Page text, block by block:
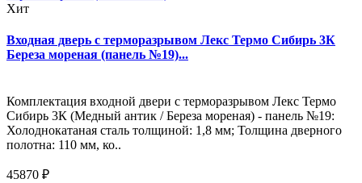
Хит
Входная дверь с терморазрывом Лекс Термо Сибирь 3К
Береза мореная (панель №19)...
Комплектация входной двери с терморазрывом Лекс Термо
Сибирь 3К (Медный антик / Береза мореная) - панель №19:
Холоднокатаная сталь толщиной: 1,8 мм; Толщина дверного
полотна: 110 мм, ко..
45870 ₽